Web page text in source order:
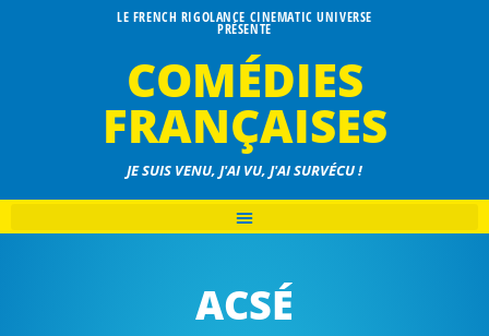
LE FRENCH RIGOLANCE CINEMATIC UNIVERSE
PRÉSENTE
COMÉDIES
FRANÇAISES
JE SUIS VENU, J'AI VU, J'AI SURVÉCU !
ACSÉ